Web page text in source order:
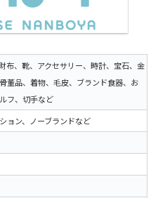
布、靴、アクセサリー、時計、宝石、金
董品、着物、毛皮、ブランド食器、お
フ、切手など
ョン、ノーブランドなど